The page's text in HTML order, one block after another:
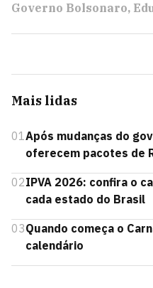
Governo Bolsonaro
Mais lidas
01Após mudanças do
oferecem pacotes de
02IPVA 2026: confira o
cada estado do Brasil
03Quando começa o
calendário